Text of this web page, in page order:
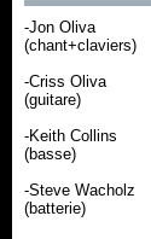
-Jon Oliva
(chant+claviers)
-Criss Oliva
(guitare)
-Keith Collins
(basse)
-Steve Wacholz
(batterie)